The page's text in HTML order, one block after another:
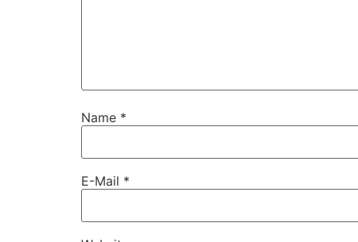
Name *
E-Mail *